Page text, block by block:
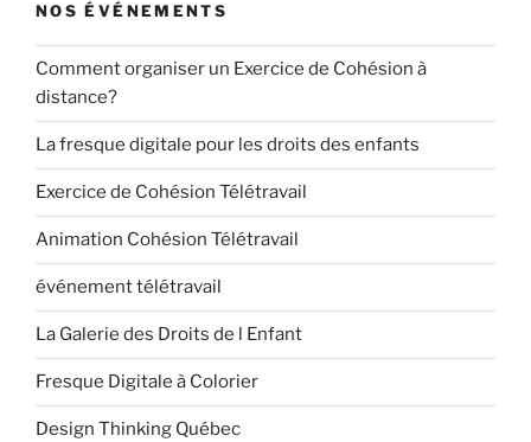
NOS ÉVÉNEMENTS
Comment organiser un Exercice de Cohésion à
distance?
La fresque digitale pour les droits des enfants
Exercice de Cohésion Télétravail
Animation Cohésion Télétravail
événement télétravail
La Galerie des Droits de l Enfant
Fresque Digitale à Colorier
Design Thinking Québec